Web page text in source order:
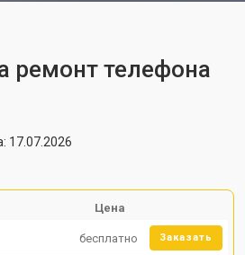
ремонт телефона
17.07.2026
Цена
бесплатно Заказать